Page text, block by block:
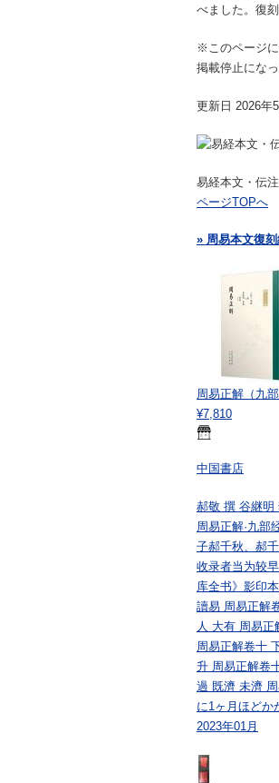
べました。復
※このページ
掲載停止にな
更新日 2026年
易経本文・伝注
ページTOPへ
» 周易本文復
周易正解（九部
¥7,810
中国書店
郝敬 撰 谷継明
周易正解·九部
子郝千秋、郝
收录者当为较
库全书》影印
讀易 周易正解
人 大有 周易
周易正解卷十
升 周易正解卷
過 既濟 未濟
に1ヶ月ほどか
2023年01月